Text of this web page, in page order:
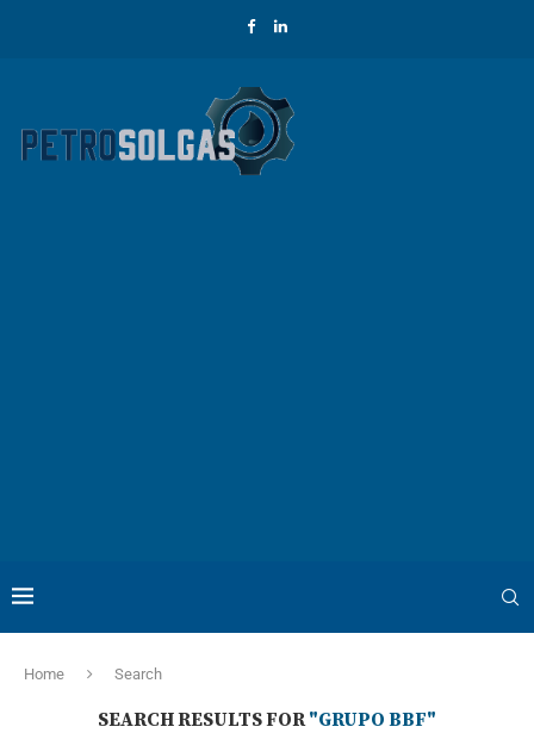
Home Search
SEARCH RESULTS FOR "GRUPO BBF"